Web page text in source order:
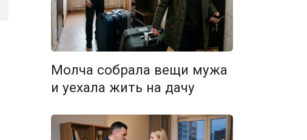
Молча собрала вещи мужа
и уехала жить на дачу